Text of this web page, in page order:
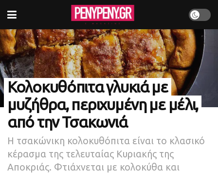
Κολοκυθόπιτα γλυκιά με
μυζήθρα, περιχυμένη με μέλι,
από την Τσακωνιά
Η τσακώνικη κολοκυθόπιτα είναι το κλασικό
κέρασμα της τελευταίας Κυριακής της
Αποκριάς. Φτιάχνεται με κολοκύθα και